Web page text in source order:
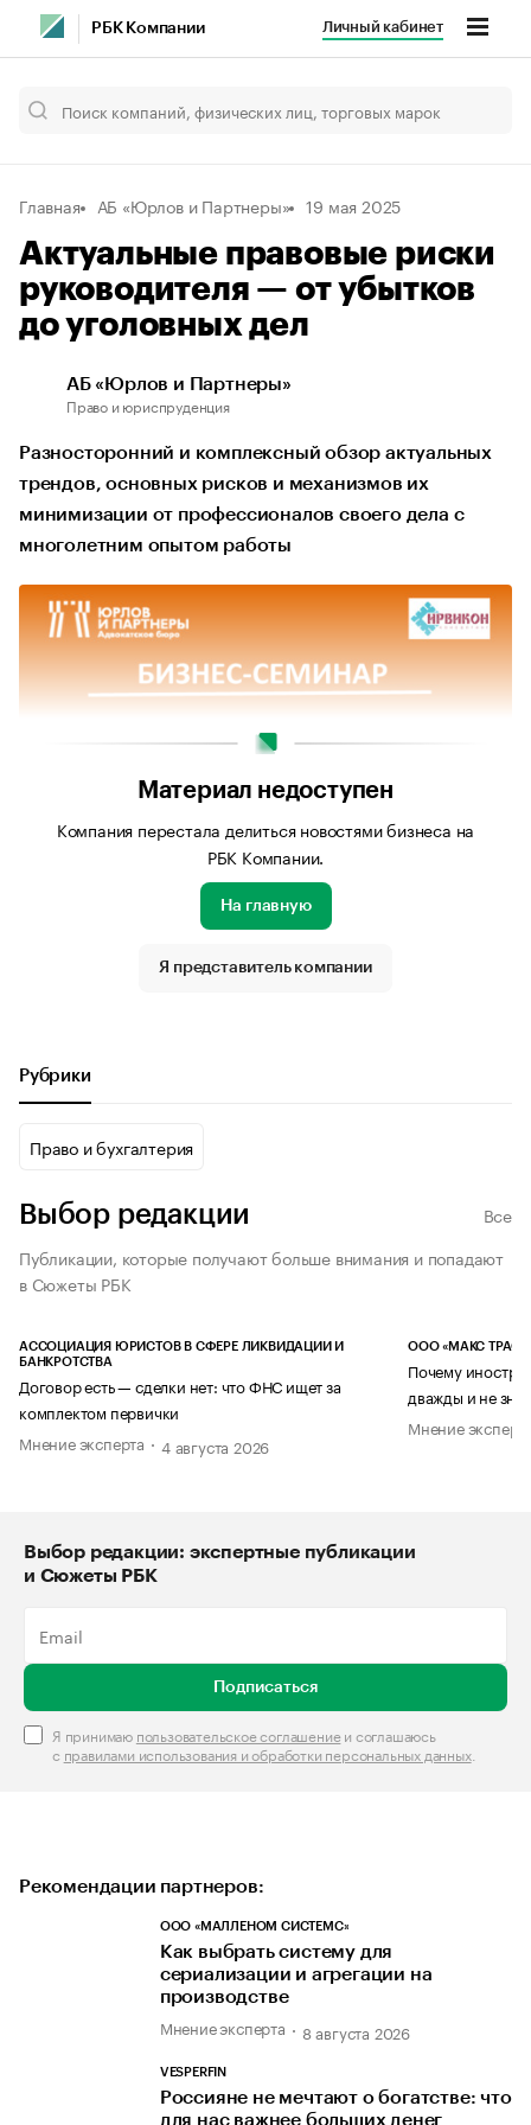
РБК Компании Личный кабинет
Главная АБ «Юрлов и Партнеры» 19 мая 2025
Актуальные правовые риски
руководителя — от убытков
до уголовных дел
АБ «Юрлов и Партнеры»
Право и юриспруденция
Разносторонний и комплексный обзор актуальных
трендов, основных рисков и механизмов их
минимизации от профессионалов своего дела с
многолетним опытом работы
Источник изображения: Личный архив компании
Материал недоступен
Компания перестала делиться новостями бизнеса на
РБК Компании.
На главную
Я представитель компании
Рубрики
Право и бухгалтерия
Выбор редакции
Все
Публикации, которые получают больше внимания и попадают
в Сюжеты РБК
АССОЦИАЦИЯ ЮРИСТОВ В СФЕРЕ ЛИКВИДАЦИИ И
БАНКРОТСТВА
Договор есть — сделки нет: что ФНС ищет за
комплектом первички
Мнение эксперта
4 августа 2026
ООО «МАКС ТРАСТ»
Почему
дважды и не
Мнение
Выбор редакции: экспертные публикации
и Сюжеты РБК
Подписаться
Я принимаю пользовательское соглашениеи соглашаюсь
с правилами использования и обработки персональных данных.
Рекомендации партнеров:
ООО «МАЛЛЕНОМ СИСТЕМС»
Как выбрать систему для
сериализации и агрегации на
производстве
Мнение эксперта 8 августа 2026
VESPERFIN
Россияне не мечтают о богатстве: что
для нас важнее больших денег